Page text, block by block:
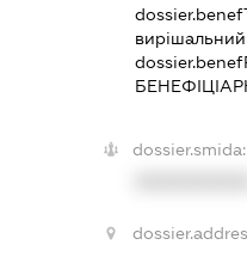
dossier.smida: